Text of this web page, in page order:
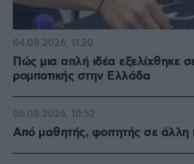
Πώς μια απλή ιδέα εξελίχθηκε
ρομποτικής στην Ελλάδα
04.08.2026, 11:20
Από μαθητής, φοιτητής σε άλλη
06.08.2026, 10:52